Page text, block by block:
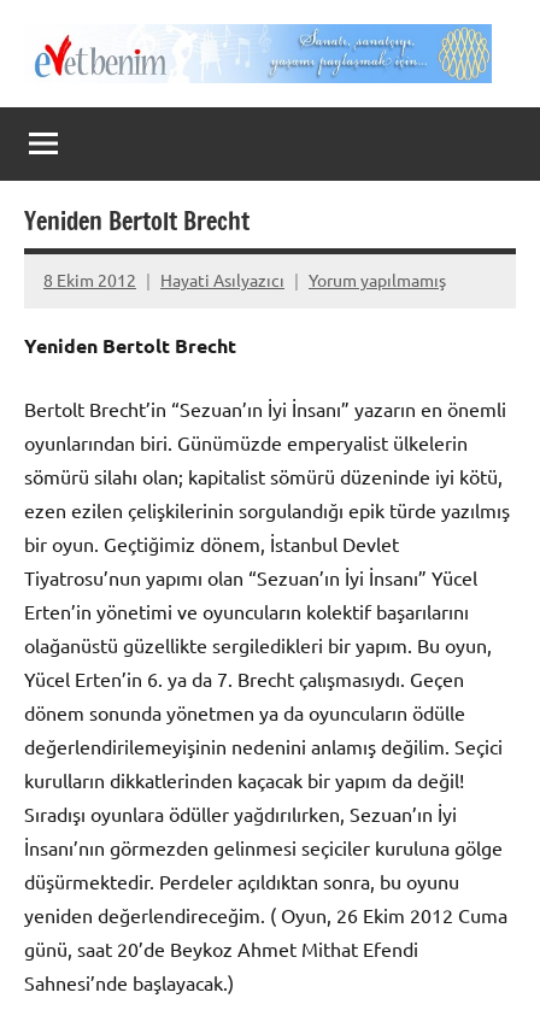
Evet
Benim
Yeniden Bertolt Brecht
8 Ekim 2012 Hayati Asılyazıcı Yorum yapılmamış
Yeniden Bertolt Brecht
Bertolt Brecht’in “Sezuan’ın İyi İnsanı” yazarın en önemli
oyunlarından biri. Günümüzde emperyalist ülkelerin
sömürü silahı olan; kapitalist sömürü düzeninde iyi kötü,
ezen ezilen çelişkilerinin sorgulandığı epik türde yazılmış
bir oyun. Geçtiğimiz dönem, İstanbul Devlet
Tiyatrosu’nun yapımı olan “Sezuan’ın İyi İnsanı” Yücel
Erten’in yönetimi ve oyuncuların kolektif başarılarını
olağanüstü güzellikte sergiledikleri bir yapım. Bu oyun,
Yücel Erten’in 6. ya da 7. Brecht çalışmasıydı. Geçen
dönem sonunda yönetmen ya da oyuncuların ödülle
değerlendirilemeyişinin nedenini anlamış değilim. Seçici
kurulların dikkatlerinden kaçacak bir yapım da değil!
Sıradışı oyunlara ödüller yağdırılırken, Sezuan’ın İyi
İnsanı’nın görmezden gelinmesi seçiciler kuruluna gölge
düşürmektedir. Perdeler açıldıktan sonra, bu oyunu
yeniden değerlendireceğim. ( Oyun, 26 Ekim 2012 Cuma
günü, saat 20’de Beykoz Ahmet Mithat Efendi
Sahnesi’nde başlayacak.)